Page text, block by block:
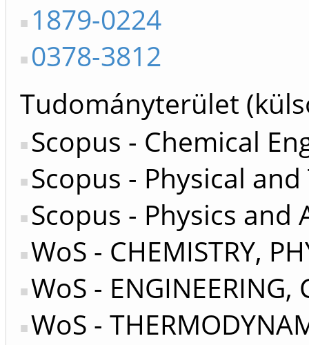
1879-0224
0378-3812
Tudományterület
Scopus - Chemical
Scopus - Physical
Scopus - Physics
WoS - CHEMISTRY,
WoS - ENGINEERING,
WoS -